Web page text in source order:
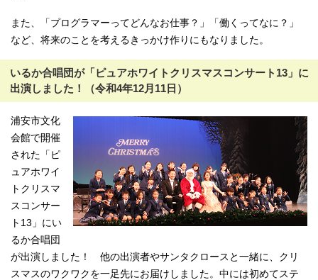
また、「プログラマーってどんなお仕事？」「働くってなに？」
など、将来のことを考えるきっかけ作りにもなりました。
いるか合唱団が「ピュアホワイトクリスマスコンサート13」に
出演しました！（令和4年12月11日）
浦安市文化
会館で開催
された「ピ
ュアホワイ
トクリスマ
スコンサー
ト13」にい
るか合唱団
が出演しました！ 他の出演者やサンタクロースと一緒に、クリ
スマスのワクワクを一足先にお届けしました。中には初めてステ